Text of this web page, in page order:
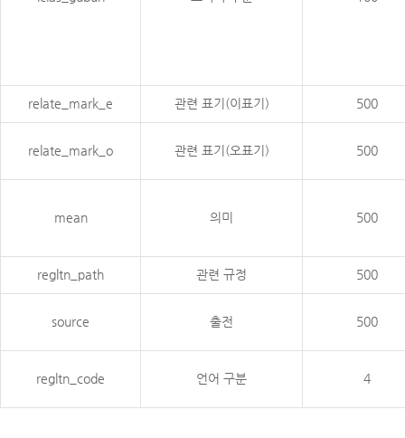
relate_mark_e 관련 표기(이표기) 500
relate_mark_o 관련 표기(오표기) 500
mean 의미 500
regltn_path 관련 규정 500
source 출전 500
regltn_code 언어 구분 4